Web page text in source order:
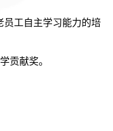
员工自主学习能力的培
贡献奖。